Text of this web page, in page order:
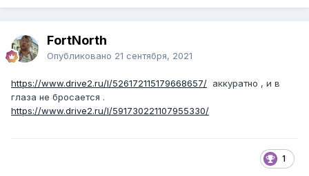
FоrtNorth
Опубликовано 21 сентября, 2021
https://www.drive2.ru/l/526172115179668657/ аккуратно , и в
глаза не бросается .
https://www.drive2.ru/l/591730221107955330/
1